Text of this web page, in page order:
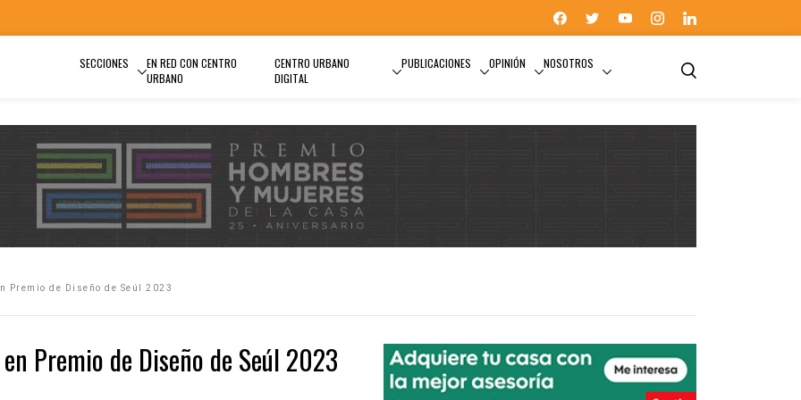
SECCIONES
EN RED CON CENTRO
URBANO
CENTRO URBANO
DIGITAL
PUBLICACIONES OPINIÓN NOSOTROS
de Diseño de Seúl 2023
Premio de Diseño de Seúl 2023